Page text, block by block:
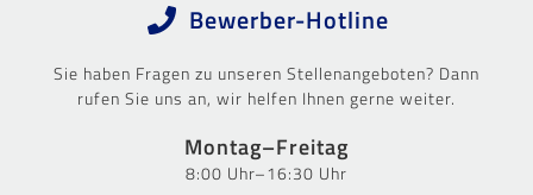
Bewerber-Hotline
Sie haben Fragen zu unseren Stellenangeboten? Dann
rufen Sie uns an, wir helfen Ihnen gerne weiter.
Montag–Freitag
8:00 Uhr–16:30 Uhr